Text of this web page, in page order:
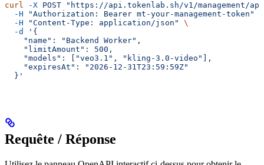
curl -X POST "https://api.tokenlab.sh/v1/management/
  -H
"Authorization: Bearer mt-your-management-token"
  -H
"Content-Type: application/json"
\
  -d
'{
    "name": "Backend Worker",
    "limitAmount": 500,
    "models": ["veo3.1", "kling-3.0-video"],
    "expiresAt": "2026-12-31T23:59:59Z"
  }'
Requête / Réponse